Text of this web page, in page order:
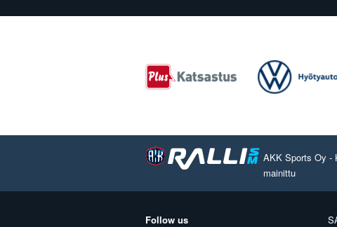
AKK Sports Oy -
mainittu
Follow us